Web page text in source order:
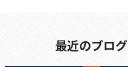
最近のブログ